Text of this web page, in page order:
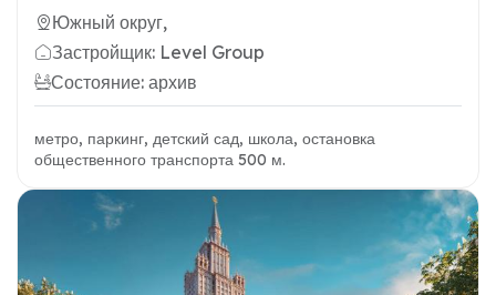
Южный округ,
Застройщик: Level Group
Состояние: архив
метро, паркинг, детский сад, школа, остановка
общественного транспорта 500 м.